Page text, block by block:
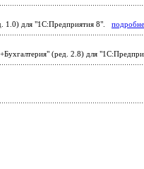
1.0) для "1С:Предприятия 8".
(ред. 2.8) для